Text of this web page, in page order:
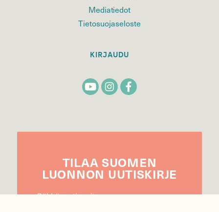
Mediatiedot
Tietosuojaseloste
KIRJAUDU
TILAA SUOMEN
LUONNON UUTIS­KIRJE
Sähköpostiosoite